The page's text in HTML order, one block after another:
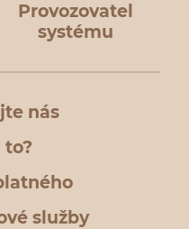
Provozovatel
systému
nás
to?
služby